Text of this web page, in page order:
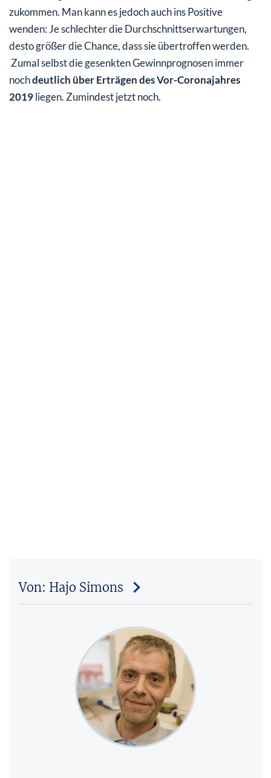
zukommen. Man kann es jedoch auch ins Positive
wenden: Je schlechter die Durchschnittserwartungen,
desto größer die Chance, dass sie übertroffen werden.
Zumal selbst die gesenkten Gewinnprognosen immer
nochdeutlich über Erträgen des Vor-Coronajahres
2019liegen. Zumindest jetzt noch.
Von: Hajo Simons